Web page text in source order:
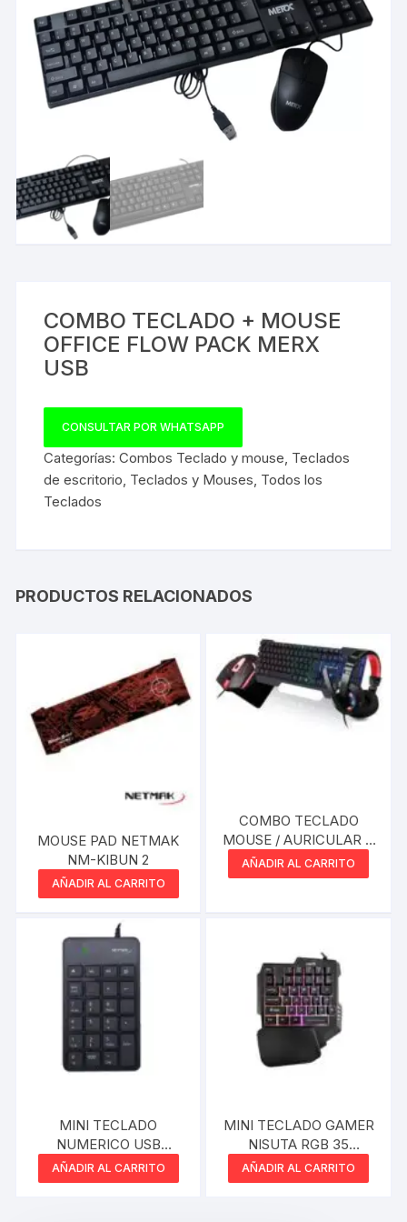
COMBO TECLADO + MOUSE
OFFICE FLOW PACK MERX
USB
CONSULTAR POR WHATSAPP
Categorías:Combos Teclado y mouse Teclados
de escritorio Teclados y Mouses Todos los
Teclados
PRODUCTOS RELACIONADOS
MOUSE PAD NETMAK
NM-KIBUN 2
AÑADIR AL CARRITO
COMBO TECLADO
MOUSE / AURICULAR Y
PAD 4 EN 1 RGB
AÑADIR AL CARRITO
MINI TECLADO
NUMERICO USB
NETMAK
AÑADIR AL CARRITO
MINI TECLADO GAMER
NISUTA RGB 35
TECLAS
AÑADIR AL CARRITO